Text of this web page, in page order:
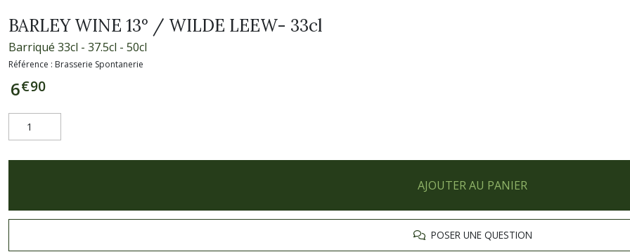
BARLEY WINE 13° / WILDE LEEW- 33cl
Barriqué 33cl - 37.5cl - 50cl
Référence : Brasserie Spontanerie
6€90
AJOUTER AU PANIER
POSER UNE QUESTION